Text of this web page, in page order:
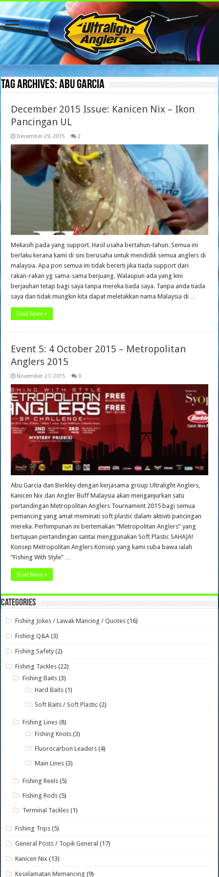
Tag Archives:abu garcia
December 2015 Issue: Kanicen Nix – Ikon
Pancingan UL
December 29, 2015 2
Mekasih pada yang support. Hasil usaha bertahun-tahun. Semua ini
berlaku kerana kami di sini berusaha untuk mendidik semua anglers di
malaysia. Apa pon semua ini tidak bererti jika tiada support dari
rakan-rakan yg sama-sama berjuang. Walaupun ada yang kini
berjauhan tetap bagi saya tanpa mereka tiada saya. Tanpa anda tiada
saya dan tidak mungkin kita dapat meletakkan nama Malaysia di …
Read More »
Event 5: 4 October 2015 – Metropolitan
Anglers 2015
November 27, 2015 0
Abu Garcia dan Berkley dengan kerjasama group Ultralight Anglers,
Kanicen Nix dan Angler Buff Malaysia akan menganjurkan satu
pertandingan Metropolitan Anglers Tournament 2015 bagi semua
pemancing yang amat meminati soft plastic dalam aktiviti pancingan
mereka. Perhimpunan ini bertemakan “Metropolitan Anglers” yang
bertujuan pertandingan santai menggunakan Soft Plastic SAHAJA!
Konsep Metropolitan Anglers Konsep yang kami cuba bawa ialah
“Fishing With Style” …
Read More »
Categories
Fishing Jokes / Lawak Mancing / Quotes (16)
Fishing Q&A (3)
Fishing Safety (2)
Fishing Tackles (22)
Fishing Baits (3)
Hard Baits (1)
Soft Baits / Soft Plastic (2)
Fishing Lines (8)
Fishing Knots (3)
Fluorocarbon Leaders (4)
Main Lines (3)
Fishing Reels (5)
Fishing Rods (5)
Terminal Tackles (1)
Fishing Trips (5)
General Posts / Topik General (17)
Kanicen Nix (13)
Keselamatan Memancing (9)